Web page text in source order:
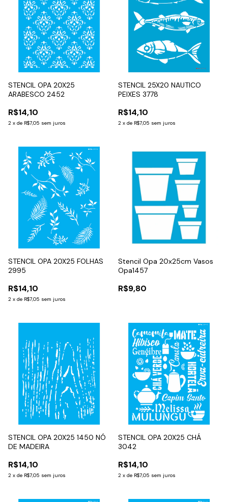
STENCIL OPA 20X25
ARABESCO 2452
R$14,10
2 x de R$7,05 sem juros
STENCIL 25X20 NAUTICO
PEIXES 3778
R$14,10
2 x de R$7,05 sem juros
STENCIL OPA 20X25 FOLHAS
2995
R$14,10
2 x de R$7,05 sem juros
Stencil Opa 20x25cm Vasos
Opa1457
R$9,80
STENCIL OPA 20X25 1450 NÓ
DE MADEIRA
R$14,10
2 x de R$7,05 sem juros
STENCIL OPA 20X25 CHÁ
3042
R$14,10
2 x de R$7,05 sem juros